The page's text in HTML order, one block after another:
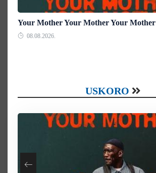
Your Mother Your Mother Your Mother
08.08.2026.
USKORO